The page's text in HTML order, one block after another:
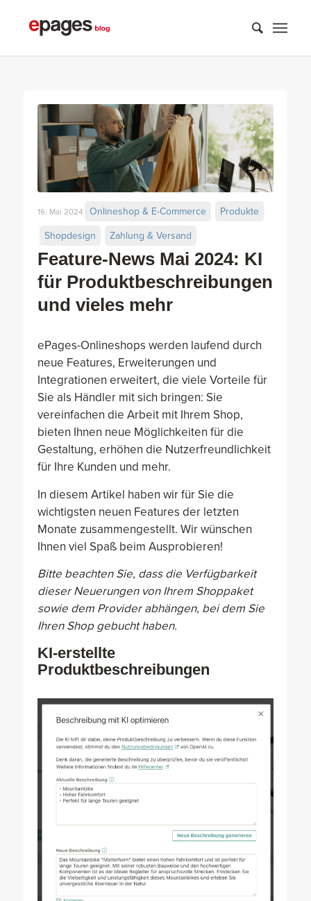
Feature-News Mai 2024: KI
für Produktbeschreibungen
und vieles mehr
16. Mai 2024 Onlineshop & E-Commerce Produkte
Shopdesign Zahlung & Versand
ePages-Onlineshops werden laufend durch
neue Features, Erweiterungen und
Integrationen erweitert, die viele Vorteile für
Sie als Händler mit sich bringen: Sie
vereinfachen die Arbeit mit Ihrem Shop,
bieten Ihnen neue Möglichkeiten für die
Gestaltung, erhöhen die Nutzerfreundlichkeit
für Ihre Kunden und mehr.
In diesem Artikel haben wir für Sie die
wichtigsten neuen Features der letzten
Monate zusammengestellt. Wir wünschen
Ihnen viel Spaß beim Ausprobieren!
Bitte beachten Sie, dass die Verfügbarkeit
dieser Neuerungen von Ihrem Shoppaket
sowie dem Provider abhängen, bei dem Sie
Ihren Shop gebucht haben.
KI-erstellte
Produktbeschreibungen